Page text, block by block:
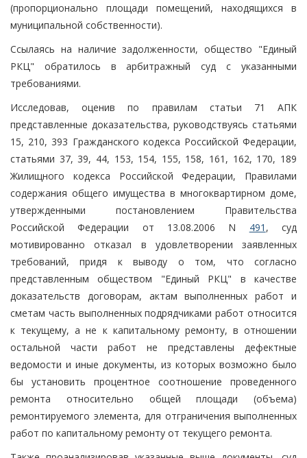
(пропорционально площади помещений, находящихся в
муниципальной собственности).
Ссылаясь на наличие задолженности, общество "Единый
РКЦ" обратилось в арбитражный суд с указанными
требованиями.
Исследовав, оценив по правилам статьи 71 АПК
представленные доказательства, руководствуясь статьями
15, 210, 393 Гражданского кодекса Российской Федерации,
статьями 37, 39, 44, 153, 154, 155, 158, 161, 162, 170, 189
Жилищного кодекса Российской Федерации, Правилами
содержания общего имущества в многоквартирном доме,
утвержденными постановлением Правительства
Российской Федерации от 13.08.2006 N 491 , суд
мотивированно отказал в удовлетворении заявленных
требований, придя к выводу о том, что согласно
представленным обществом "Единый РКЦ" в качестве
доказательств договорам, актам выполненных работ и
сметам часть выполненных подрядчиками работ относится
к текущему, а не к капитальному ремонту, в отношении
остальной части работ не представлены дефектные
ведомости и иные документы, из которых возможно было
бы установить процентное соотношение проведенного
ремонта относительно общей площади (объема)
ремонтируемого элемента, для отграничения выполненных
работ по капитальному ремонту от текущего ремонта.